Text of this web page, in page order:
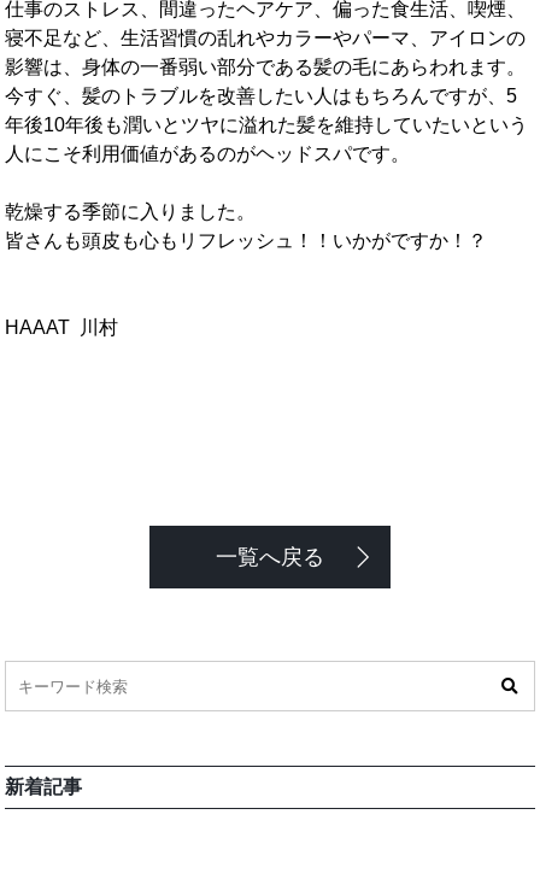
仕事のストレス、間違ったヘアケア、偏った食生活、喫煙、
寝不足など、生活習慣の乱れやカラーやパーマ、アイロンの
影響は、身体の一番弱い部分である髪の毛にあらわれます。
今すぐ、髪のトラブルを改善したい人はもちろんですが、5
年後10年後も潤いとツヤに溢れた髪を維持していたいという
人にこそ利用価値があるのがヘッドスパです。
乾燥する季節に入りました。
皆さんも頭皮も心もリフレッシュ！！いかがですか！？
HAAAT 川村
一覧へ戻る
新着記事